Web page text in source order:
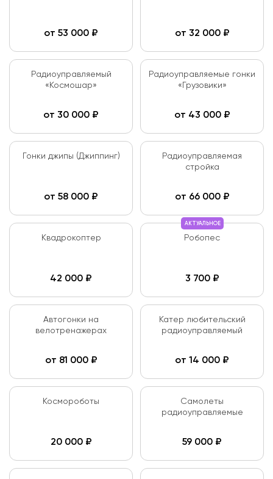
от 53 000 ₽ от 32 000₽
Радиоуправляемый
«Космошар»
от 30 000 ₽
Радиоуправляемые гонки
«Грузовики»
от 43 000₽
Гонки джипы (Джиппинг)
от 58 000 ₽
Радиоуправляемая
стройка
от 66 000₽
Квадрокоптер
42 000 ₽
АКТУАЛЬНОЕ
Робопес
3 700₽
Автогонки на
велотренажерах
от 81 000₽
Катер любительский
радиоуправляемый
от 14 000 ₽
Космороботы
20 000₽
Самолеты
радиоуправляемые
59 000 ₽